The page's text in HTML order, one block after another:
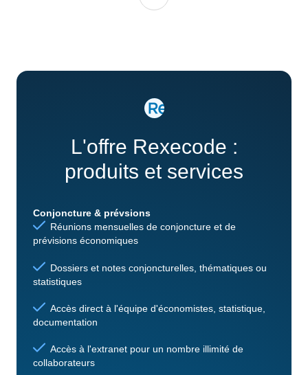
L'offre Rexecode :
produits et services
Conjoncture & prévsions
Réunions mensuelles de conjoncture et de
prévisions économiques
Dossiers et notes conjoncturelles, thématiques ou
statistiques
Accès direct à l'équipe d'économistes, statistique,
documentation
Accès à l'extranet pour un nombre illimité de
collaborateurs